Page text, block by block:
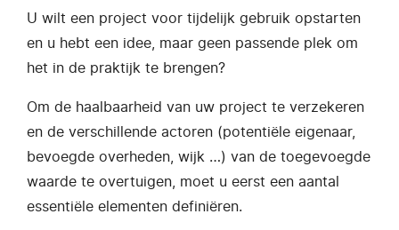
U wilt een project voor tijdelijk gebruik opstarten
en u hebt een idee, maar geen passende plek om
het in de praktijk te brengen?
Om de haalbaarheid van uw project te verzekeren
en de verschillende actoren (potentiële eigenaar,
bevoegde overheden, wijk …) van de toegevoegde
waarde te overtuigen, moet u eerst een aantal
essentiële elementen definiëren.